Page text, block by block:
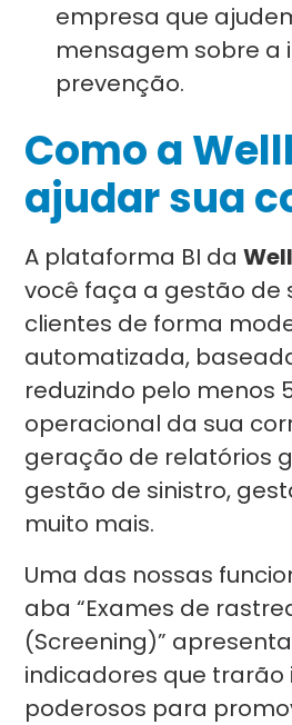
empresa que
mensagem sobre a
prevenção.
Como a
ajudar sua
A plataforma BI da
você faça a gestão de
clientes de forma
automatizada,
reduzindo pelo menos
operacional da sua
geração de relatórios
gestão de sinistro,
muito mais.
Uma das nossas
aba “Exames de
(Screening)”
indicadores que trarão
poderosos para